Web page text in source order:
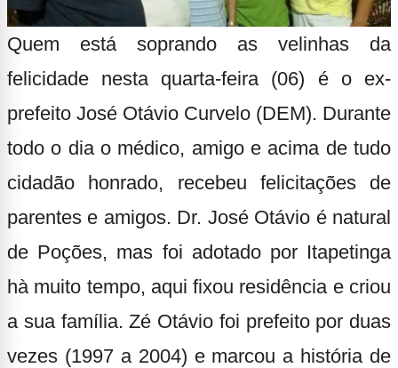
Quem está soprando as velinhas da
felicidade nesta quarta-feira (06) é o ex-
prefeito José Otávio Curvelo (DEM). Durante
todo o dia o médico, amigo e acima de tudo
cidadão honrado, recebeu felicitações de
parentes e amigos. Dr. José Otávio é natural
de Poções, mas foi adotado por Itapetinga
hà muito tempo, aqui fixou residência e criou
a sua família. Zé Otávio foi prefeito por duas
vezes (1997 a 2004) e marcou a história de